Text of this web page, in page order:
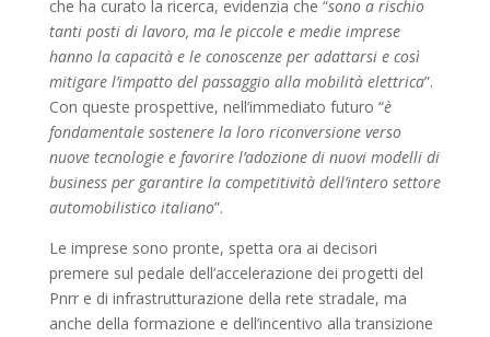
che ha curato la ricerca, evidenzia che “sono a rischio
tanti posti di lavoro, ma le piccole e medie imprese
hanno la capacità e le conoscenze per adattarsi e così
mitigare l’impatto del passaggio alla mobilità elettrica”.
Con queste prospettive, nell’immediato futuro “è
fondamentale sostenere la loro riconversione verso
nuove tecnologie e favorire l’adozione di nuovi modelli di
business per garantire la competitività dell’intero settore
automobilistico italiano”.
Le imprese sono pronte, spetta ora ai decisori
premere sul pedale dell’accelerazione dei progetti del
Pnrr e di infrastrutturazione della rete stradale, ma
anche della formazione e dell’incentivo alla transizione